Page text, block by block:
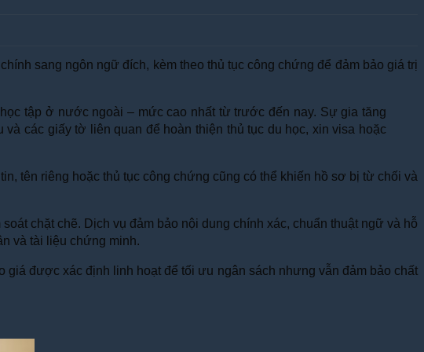
sang ngôn ngữ đích, kèm theo thủ tục công chứng để đảm bảo giá trị
tập ở nước ngoài – mức cao nhất từ trước đến nay. Sự gia tăng
các giấy tờ liên quan để hoàn thiện thủ tục du học, xin visa hoặc
tên riêng hoặc thủ tục công chứng cũng có thể khiến hồ sơ bị từ chối và
chặt chẽ. Dịch vụ đảm bảo nội dung chính xác, chuẩn thuật ngữ và hỗ
và tài liệu chứng minh.
được xác định linh hoạt để tối ưu ngân sách nhưng vẫn đảm bảo chất